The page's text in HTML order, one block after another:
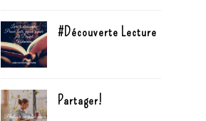
#Découverte Lecture
Partager!